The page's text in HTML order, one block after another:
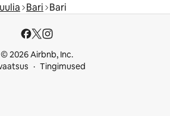
Bari Bari
© 2026 Airbnb, Inc.
Tingimused